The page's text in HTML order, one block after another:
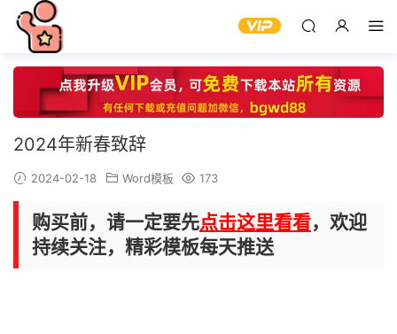
2024年新春致辞
2024-02-18 Word模板 173
购买前，请一定要先点击这里看看，欢迎
持续关注，精彩模板每天推送